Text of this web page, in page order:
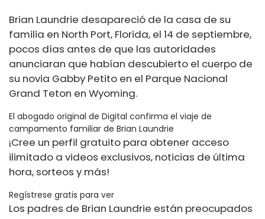
Brian Laundrie desapareció de la casa de su
familia en North Port, Florida, el 14 de septiembre,
pocos días antes de que las autoridades
anunciaran que habían descubierto el cuerpo de
su novia Gabby Petito en el Parque Nacional
Grand Teton en Wyoming.
El abogado original de Digital confirma el viaje de
campamento familiar de Brian Laundrie
¡Cree un perfil gratuito para obtener acceso
ilimitado a videos exclusivos, noticias de última
hora, sorteos y más!
Regístrese gratis para ver
Los padres de Brian Laundrie están preocupados